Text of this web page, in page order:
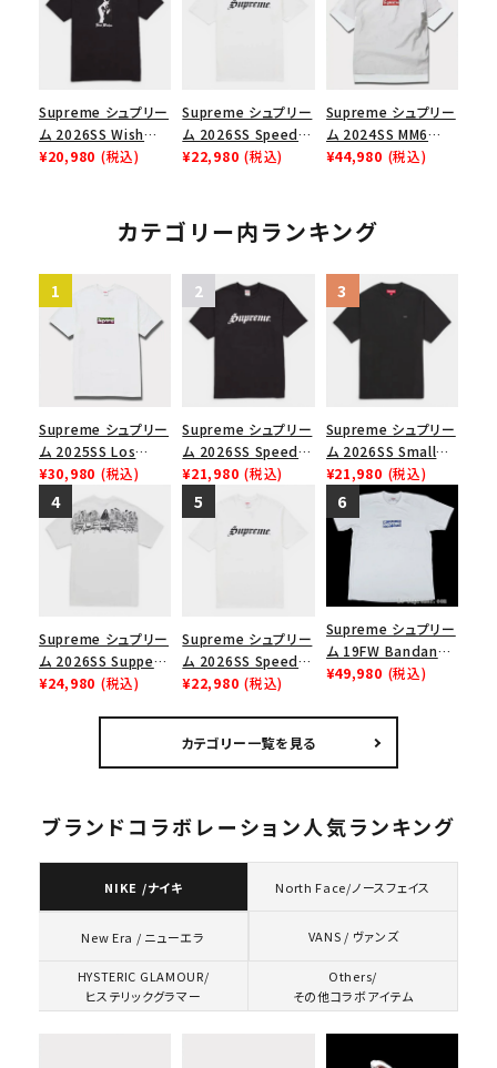
スロゴTシャツ ホワ
Supreme シュプリー
ム 2026SS Wish
Tee ウィッシュTシ
¥20,980 (税込)
Supreme シュプリー
ム 2026SS Speed
Tee スピードTシャツ
¥22,980 (税込)
Supreme シュプリー
ム 2024SS MM6
Maison Margiela
クスロゴTシャツ ホ
ワイト 白
¥44,980 (税込)
カテゴリー内ランキング
Supreme シュプリー
ム 2025SS Los
Angeles Fire Relief
Box Logo Tee ファ
イヤーリリーフボック
スロゴTシャツ ホワ
¥30,980 (税込)
Supreme シュプリー
ム 2026SS Speed
Tee スピードTシャツ
ブラック
¥21,980 (税込)
Supreme シュプリー
ム 2026SS Small
Box Tee スモールボ
ックスTシャツ ブラッ
ク
¥21,980 (税込)
Supreme シュプリー
ム 2026SS Supper
Tee サパーTシャツ
¥24,980 (税込)
Supreme シュプリー
ム 2026SS Speed
Tee スピードTシャツ
¥22,980 (税込)
Supreme シュプリー
ム 19FW Bandana
Box Logo Tee バン
ャツ ホワイト
¥49,980 (税込)
カテゴリー一覧を見る
ブランドコラボレーション人気ランキング
NIKE /ナイキ North Face/ノースフェイス
New Era / ニューエラ VANS / ヴァンズ
HYSTERIC GLAMOUR/
ヒステリックグラマー
Others/
その他コラボアイテム